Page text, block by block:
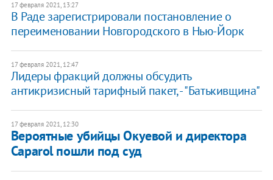
17 февраля 2021, 13:27
В Раде зарегистрировали постановление о
переименовании Новгородского в Нью-Йорк
17 февраля 2021, 12:47
Лидеры фракций должны обсудить
антикризисный тарифный пакет, - "Батькивщина"
17 февраля 2021, 12:30
Вероятные убийцы Окуевой и директора
Caparol пошли под суд